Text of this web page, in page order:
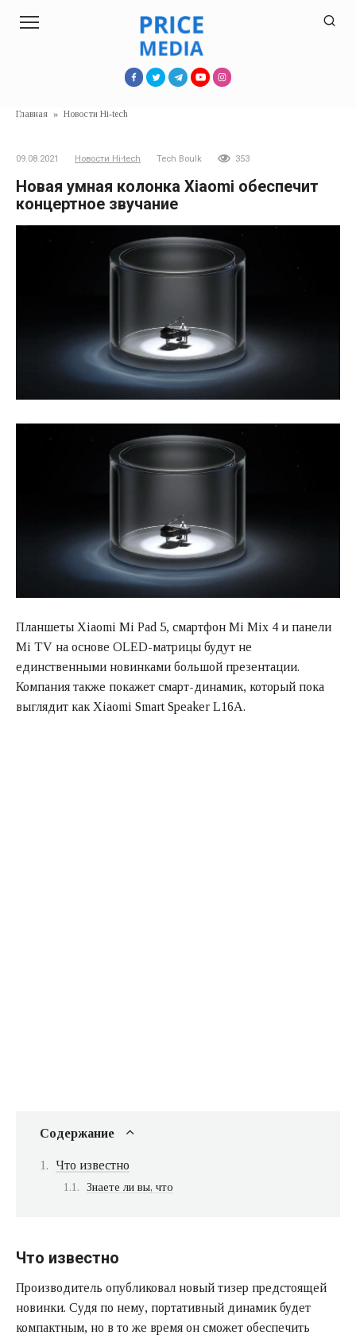
Главная » Новости Hi-tech
09.08.2021 Новости Hi-tech Tech Boulk 353
Новая умная колонка Xiaomi обеспечит
концертное звучание
Планшеты Xiaomi Mi Pad 5, смартфон Mi Mix 4 и панели
Mi TV на основе OLED-матрицы будут не
единственными новинками большой презентации.
Компания также покажет смарт-динамик, который пока
выглядит как Xiaomi Smart Speaker L16A.
Содержание
Что известно
Знаете ли вы, что
Что известно
Производитель опубликовал новый тизер предстоящей
новинки. Судя по нему, портативный динамик будет
компактным, но в то же время он сможет обеспечить